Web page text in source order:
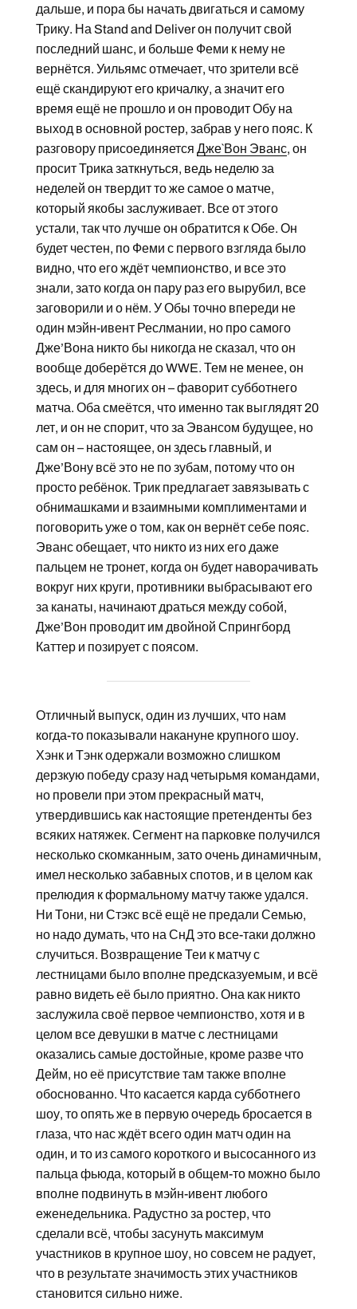
дальше, и пора бы начать двигаться и самому
Трику. На Stand and Deliver он получит свой
последний шанс, и больше Феми к нему не
вернётся. Уильямс отмечает, что зрители всё
ещё скандируют его кричалку, а значит его
время ещё не прошло и он проводит Обу на
выход в основной ростер, забрав у него пояс. К
разговору присоединяется Дже`Вон Эванс, он
просит Трика заткнуться, ведь неделю за
неделей он твердит то же самое о матче,
который якобы заслуживает. Все от этого
устали, так что лучше он обратится к Обе. Он
будет честен, по Феми с первого взгляда было
видно, что его ждёт чемпионство, и все это
знали, зато когда он пару раз его вырубил, все
заговорили и о нём. У Обы точно впереди не
один мэйн-ивент Реслмании, но про самого
Дже’Вона никто бы никогда не сказал, что он
вообще доберётся до WWE. Тем не менее, он
здесь, и для многих он – фаворит субботнего
матча. Оба смеётся, что именно так выглядят 20
лет, и он не спорит, что за Эвансом будущее, но
сам он – настоящее, он здесь главный, и
Дже’Вону всё это не по зубам, потому что он
просто ребёнок. Трик предлагает завязывать с
обнимашками и взаимными комплиментами и
поговорить уже о том, как он вернёт себе пояс.
Эванс обещает, что никто из них его даже
пальцем не тронет, когда он будет наворачивать
вокруг них круги, противники выбрасывают его
за канаты, начинают драться между собой,
Дже’Вон проводит им двойной Спрингборд
Каттер и позирует с поясом.
Отличный выпуск, один из лучших, что нам
когда-то показывали накануне крупного шоу.
Хэнк и Тэнк одержали возможно слишком
дерзкую победу сразу над четырьмя командами,
но провели при этом прекрасный матч,
утвердившись как настоящие претенденты без
всяких натяжек. Сегмент на парковке получился
несколько скомканным, зато очень динамичным,
имел несколько забавных спотов, и в целом как
прелюдия к формальному матчу также удался.
Ни Тони, ни Стэкс всё ещё не предали Семью,
но надо думать, что на СнД это все-таки должно
случиться. Возвращение Теи к матчу с
лестницами было вполне предсказуемым, и всё
равно видеть её было приятно. Она как никто
заслужила своё первое чемпионство, хотя и в
целом все девушки в матче с лестницами
оказались самые достойные, кроме разве что
Дейм, но её присутствие там также вполне
обоснованно. Что касается карда субботнего
шоу, то опять же в первую очередь бросается в
глаза, что нас ждёт всего один матч один на
один, и то из самого короткого и высосанного из
пальца фьюда, который в общем-то можно было
вполне подвинуть в мэйн-ивент любого
еженедельника. Радустно за ростер, что
сделали всё, чтобы засунуть максимум
участников в крупное шоу, но совсем не радует,
что в результате значимость этих участников
становится сильно ниже.